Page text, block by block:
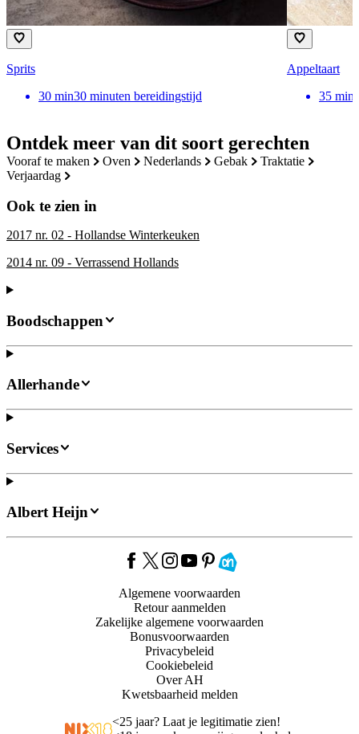
Ontdek meer van dit soort gerechten
vooraf te maken oven nederlands gebak
traktatie
verjaardag
Ook te zien in
2017 nr. 02 - Hollandse Winterkeuken
2014 nr. 09 - Verrassend Hollands
Sprits
30 min30 minuten bereidingstijd
Appeltaart
35 min
Boodschappen
Allerhande
Services
Albert Heijn
Algemene voorwaarden
Retour aanmelden
Zakelijke algemene voorwaarden
Bonusvoorwaarden
Privacybeleid
Cookiebeleid
Over AH
Kwetsbaarheid melden
<25 jaar? Laat je legitimatie zien!